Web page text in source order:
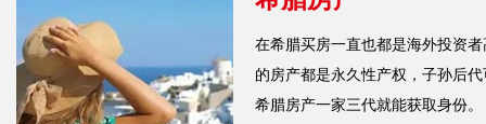
在希腊买房一直也都是海外投资
的房产都是永久性产权，子孙后
希腊房产一家三代就能获取身份。